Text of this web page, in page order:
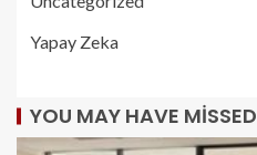
Yapay Zeka
YOU MAY HAVE MISSED